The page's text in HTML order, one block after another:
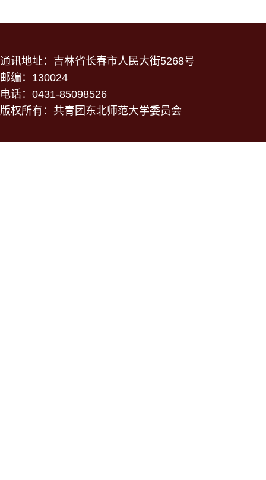
通讯地址：吉林省长春市人民大街5268号
邮编：130024
电话：0431-85098526
版权所有：共青团东北师范大学委员会